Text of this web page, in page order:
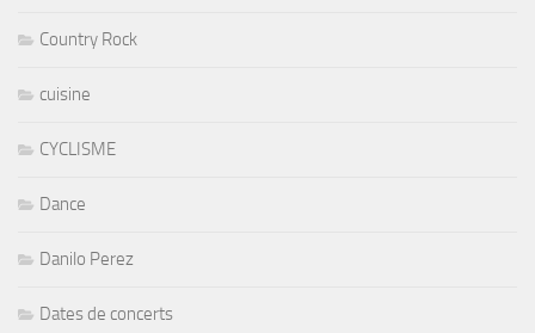
Country Rock
cuisine
CYCLISME
Dance
Danilo Perez
Dates de concerts